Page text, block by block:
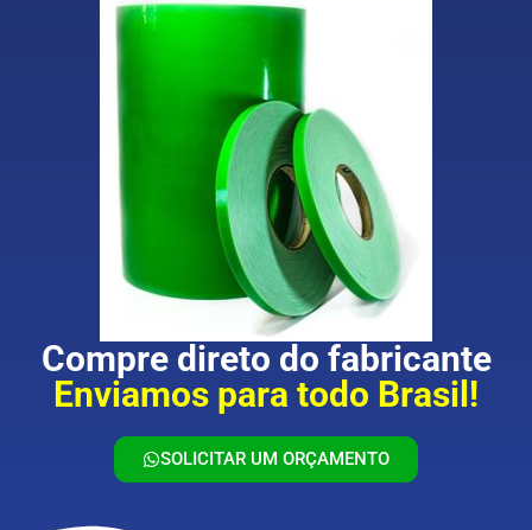
Compre direto do fabricante
Enviamos para todo Brasil!
SOLICITAR UM ORÇAMENTO